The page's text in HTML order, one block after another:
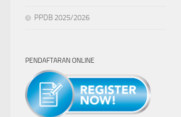
PPDB 2025/2026
PENDAFTARAN ONLINE